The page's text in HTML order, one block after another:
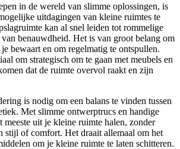
in de wereld van slimme oplossingen, is
uitdagingen van kleine ruimtes te
kan al snel leiden tot rommelige
van benauwdheid. Het is van groot belang om
bewaart en om regelmatig te ontspullen.
om strategisch om te gaan met meubels en
dat de ruimte overvol raakt en zijn
is nodig om een balans te vinden tussen
Met slimme ontwerptrucs en handige
meeste uit je kleine ruimte halen, zonder
stijl of comfort. Het draait allemaal om het
om je kleine ruimte te laten schitteren.